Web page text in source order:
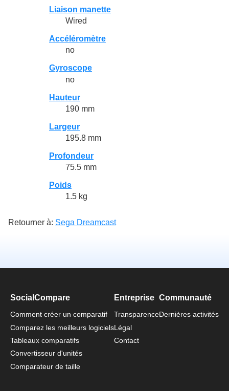
Liaison manette
Wired
Accéléromètre
no
Gyroscope
no
Hauteur
190 mm
Largeur
195.8 mm
Profondeur
75.5 mm
Poids
1.5 kg
Retourner à: Sega Dreamcast
SocialCompare
Comment créer un comparatif
Comparez les meilleurs logiciels
Tableaux comparatifs
Convertisseur d'unités
Comparateur de taille
Entreprise
Transparence
Légal
Contact
Communauté
Dernières activités